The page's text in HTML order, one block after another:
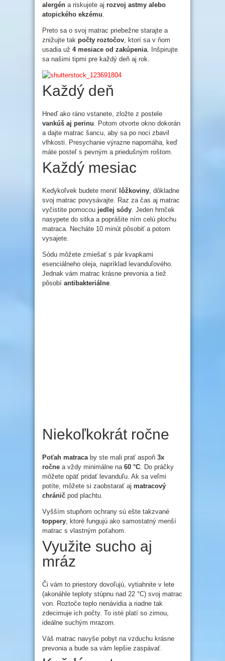
alergén a riskujete aj rozvoj astmy alebo
atopického ekzému.
Preto sa o svoj matrac priebežne starajte a
znižujte tak počty roztočov, ktorí sa v ňom
usadia už 4 mesiace od zakúpenia. Inšpirujte
sa našimi tipmi pre každý deň aj rok.
Každý deň
Hneď ako ráno vstanete, zložte z postele
vankúš aj perinu. Potom otvorte okno dokorán
a dajte matrac šancu, aby sa po noci zbavil
vlhkosti. Presychanie výrazne napomáha, keď
máte posteľ s pevným a priedušným roštom.
Každý mesiac
Kedykoľvek budete meniť lôžkoviny, dôkladne
svoj matrac povysávajte. Raz za čas aj matrac
vyčistite pomocou jedlej sódy. Jeden hrnček
nasypete do sitka a poprášite ním celú plochu
matraca. Necháte 10 minút pôsobiť a potom
vysajete.
Sódu môžete zmiešať s pár kvapkami
esenciálneho oleja, napríklad levanduľového.
Jednak vám matrac krásne prevonia a tiež
pôsobí antibakteriálne.
Niekoľkokrát ročne
Poťah matracaby ste mali prať aspoň 3x
ročne a vždy minimálne na 60 °C. Do práčky
môžete opäť pridať levanduľu. Ak sa veľmi
potíte, môžete si zaobstarať aj matracový
chránič pod plachtu.
Vyšším stupňom ochrany sú ešte takzvané
toppery, ktoré fungujú ako samostatný menší
matrac s vlastným poťahom.
Využite sucho aj
mráz
Či vám to priestory dovoľujú, vytiahnite v lete
(akonáhle teploty stúpnu nad 22 °C) svoj matrac
von. Roztoče teplo nenávidia a riadne tak
zdecimuje ich počty. To isté platí so zimou,
ideálne suchým mrazom.
Váš matrac navyše pobyt na vzduchu krásne
prevonia a bude sa vám lepšie zaspávať.